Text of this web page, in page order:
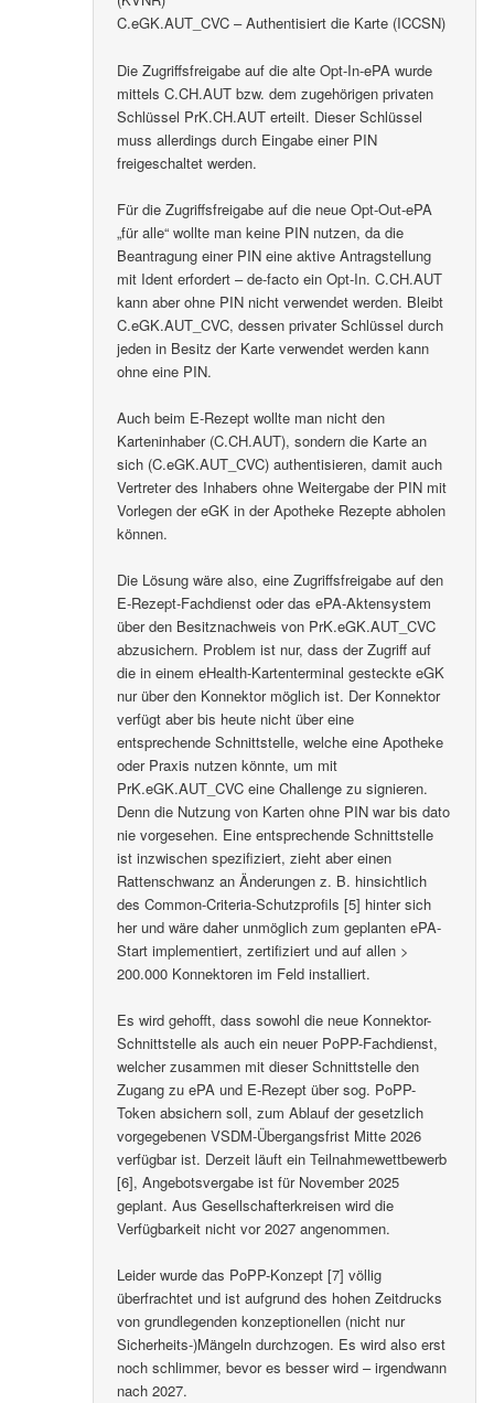
C.eGK.AUT_CVC – Authentisiert die Karte (ICCSN)
Die Zugriffsfreigabe auf die alte Opt-In-ePA wurde
mittels C.CH.AUT bzw. dem zugehörigen privaten
Schlüssel PrK.CH.AUT erteilt. Dieser Schlüssel
muss allerdings durch Eingabe einer PIN
freigeschaltet werden.
Für die Zugriffsfreigabe auf die neue Opt-Out-ePA
„für alle“ wollte man keine PIN nutzen, da die
Beantragung einer PIN eine aktive Antragstellung
mit Ident erfordert – de-facto ein Opt-In. C.CH.AUT
kann aber ohne PIN nicht verwendet werden. Bleibt
C.eGK.AUT_CVC, dessen privater Schlüssel durch
jeden in Besitz der Karte verwendet werden kann
ohne eine PIN.
Auch beim E-Rezept wollte man nicht den
Karteninhaber (C.CH.AUT), sondern die Karte an
sich (C.eGK.AUT_CVC) authentisieren, damit auch
Vertreter des Inhabers ohne Weitergabe der PIN mit
Vorlegen der eGK in der Apotheke Rezepte abholen
können.
Die Lösung wäre also, eine Zugriffsfreigabe auf den
E-Rezept-Fachdienst oder das ePA-Aktensystem
über den Besitznachweis von PrK.eGK.AUT_CVC
abzusichern. Problem ist nur, dass der Zugriff auf
die in einem eHealth-Kartenterminal gesteckte eGK
nur über den Konnektor möglich ist. Der Konnektor
verfügt aber bis heute nicht über eine
entsprechende Schnittstelle, welche eine Apotheke
oder Praxis nutzen könnte, um mit
PrK.eGK.AUT_CVC eine Challenge zu signieren.
Denn die Nutzung von Karten ohne PIN war bis dato
nie vorgesehen. Eine entsprechende Schnittstelle
ist inzwischen spezifiziert, zieht aber einen
Rattenschwanz an Änderungen z. B. hinsichtlich
des Common-Criteria-Schutzprofils [5] hinter sich
her und wäre daher unmöglich zum geplanten ePA-
Start implementiert, zertifiziert und auf allen >
200.000 Konnektoren im Feld installiert.
Es wird gehofft, dass sowohl die neue Konnektor-
Schnittstelle als auch ein neuer PoPP-Fachdienst,
welcher zusammen mit dieser Schnittstelle den
Zugang zu ePA und E-Rezept über sog. PoPP-
Token absichern soll, zum Ablauf der gesetzlich
vorgegebenen VSDM-Übergangsfrist Mitte 2026
verfügbar ist. Derzeit läuft ein Teilnahmewettbewerb
[6], Angebotsvergabe ist für November 2025
geplant. Aus Gesellschafterkreisen wird die
Verfügbarkeit nicht vor 2027 angenommen.
Leider wurde das PoPP-Konzept [7] völlig
überfrachtet und ist aufgrund des hohen Zeitdrucks
von grundlegenden konzeptionellen (nicht nur
Sicherheits-)Mängeln durchzogen. Es wird also erst
noch schlimmer, bevor es besser wird – irgendwann
nach 2027.